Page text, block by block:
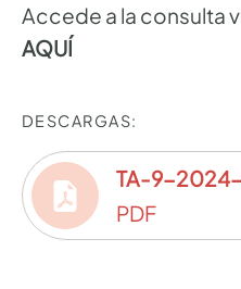
Accede a la consulta
AQUÍ
DESCARGAS:
TA-9-
PDF